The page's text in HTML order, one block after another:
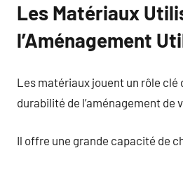
Les Matériaux
l’Aménagement
Les matériaux jouent un rôle clé
durabilité de l’aménagement de
Il offre une grande capacité de